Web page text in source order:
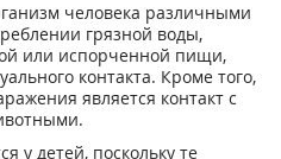
человека различными
грязной воды,
или испорченной пищи,
контакта. Кроме того,
является контакт с
у детей, поскольку те